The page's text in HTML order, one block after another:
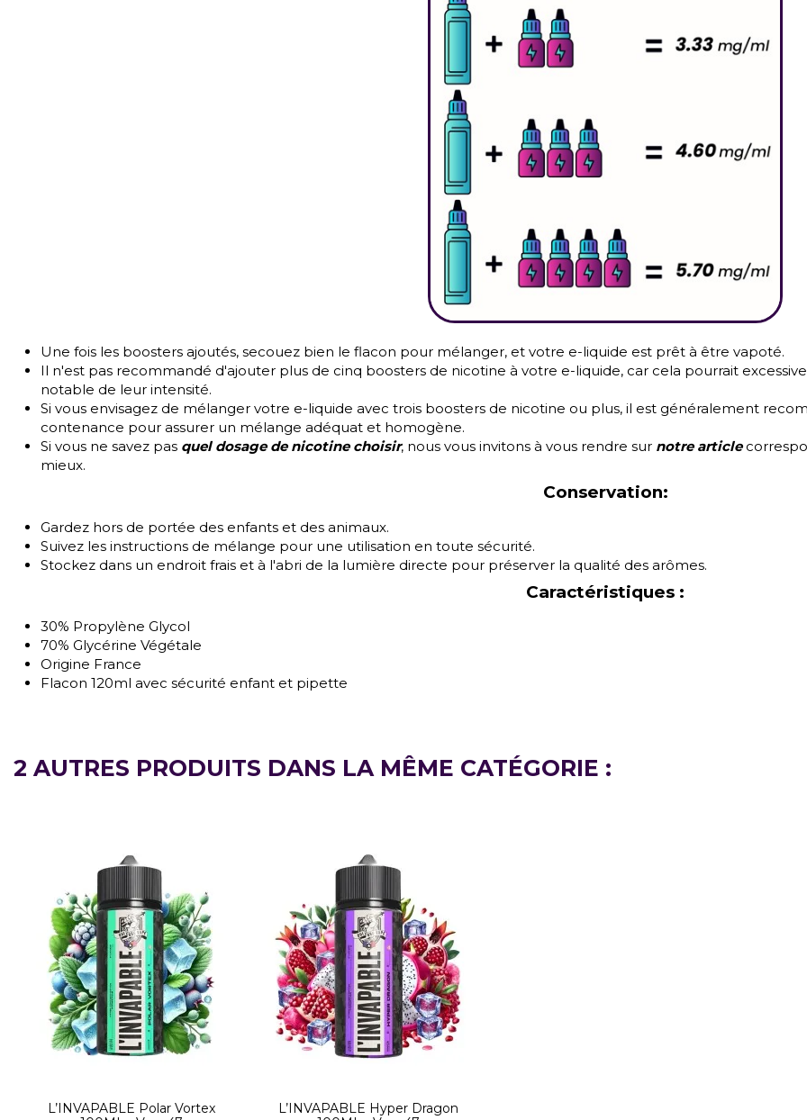
Une fois les boosters ajoutés, secouez bien le flacon pour mélanger, et votre e-liquide est prêt à être vapoté.
Il n'est pas recommandé d'ajouter plus de cinq boosters de nicotine à votre e-liquide, car cela pourrait
notable de leur intensité.
Si vous envisagez de mélanger votre e-liquide avec trois boosters de nicotine ou plus, il est généralement
contenance pour assurer un mélange adéquat et homogène.
Si vous ne savez pas quel dosage de nicotine choisir, nous vous invitons à vous rendre sur notre article
mieux.
Conservation:
Gardez hors de portée des enfants et des animaux.
Suivez les instructions de mélange pour une utilisation en toute sécurité.
Stockez dans un endroit frais et à l'abri de la lumière directe pour préserver la qualité des arômes.
Caractéristiques :
30% Propylène Glycol
70% Glycérine Végétale
Origine France
Flacon 120ml avec sécurité enfant et pipette
2 AUTRES PRODUITS DANS LA MÊME CATÉGORIE :
L’INVAPABLE Polar Vortex
L’INVAPABLE Hyper Dragon